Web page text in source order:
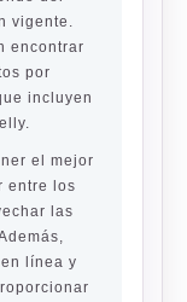
vigente.
encontrar
por
incluyen
el mejor
entre los
las
línea y